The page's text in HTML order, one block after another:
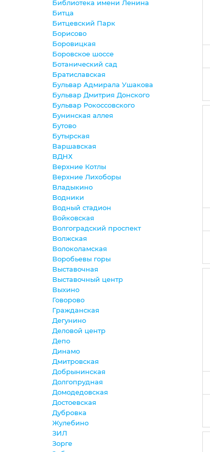
Библиотека имени Ленина
Битца
Битцевский Парк
Борисово
Боровицкая
Боровское шоссе
Ботанический сад
Братиславская
Бульвар Адмирала Ушакова
Бульвар Дмитрия Донского
Бульвар Рокоссовского
Бунинская аллея
Бутово
Бутырская
Варшавская
ВДНХ
Верхние Котлы
Верхние Лихоборы
Владыкино
Водники
Водный стадион
Войковская
Волгоградский проспект
Волжская
Волоколамская
Воробьевы горы
Выставочная
Выставочный центр
Выхино
Говорово
Гражданская
Дегунино
Деловой центр
Депо
Динамо
Дмитровская
Добрынинская
Долгопрудная
Домодедовская
Достоевская
Дубровка
Жулебино
ЗИЛ
Зорге